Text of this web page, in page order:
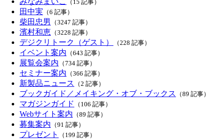
（15 記事）
田中実 （6 記事）
柴田忠男 （3247 記事）
濱村和恵 （3228 記事）
デジクリトーク（ゲスト） （228 記事）
イベント案内 （643 記事）
展覧会案内 （734 記事）
セミナー案内 （366 記事）
新製品ニュース （2 記事）
ブックガイド／メイキング・オブ・ブックス （89 記事）
マガジンガイド （106 記事）
Webサイト案内 （89 記事）
募集案内 （91 記事）
プレゼント （199 記事）